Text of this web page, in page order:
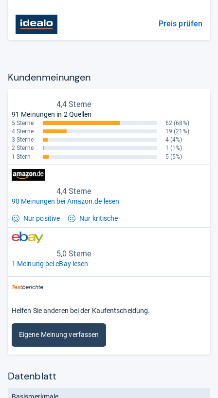
Preis prüfen
Kun­den­mei­nun­gen
4,4 Sterne
91 Meinungen in 2 Quellen
5 Sterne 62 (68%)
4 Sterne
19 (21%)
3 Sterne
4 (4%)
2 Sterne
1 (1%)
1 Stern
5 (5%)
4,4 Sterne
90 Meinungen bei Amazon.de lesen
Nur positive Nur kritische
5,0 Sterne
1 Meinung bei eBay lesen
Helfen Sie anderen bei der Kaufentscheidung.
Eigene Meinung verfassen
Datenblatt
Basismerkmale